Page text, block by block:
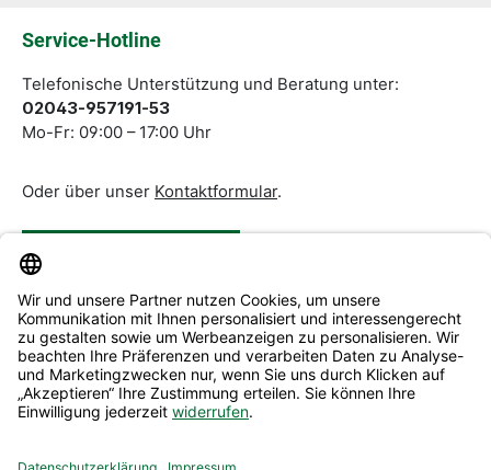
Service-Hotline
Telefonische Unterstützung und Beratung unter:
02043-957191-53
Mo-Fr: 09:00 – 17:00 Uhr
Oder über unser Kontaktformular.
Service & Beratung
Informationen